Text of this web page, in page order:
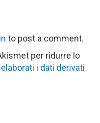
to post a comment.
per ridurre lo
i dati derivati